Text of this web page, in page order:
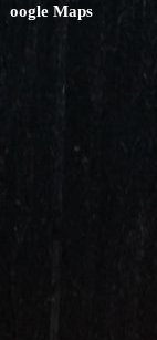
oogle Maps